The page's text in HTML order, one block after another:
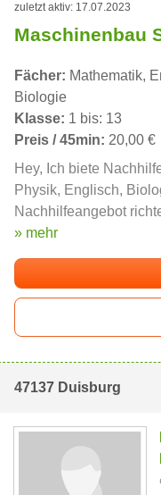
zuletzt aktiv: 17.07.2023
Maschinenbau
Fächer: Mathematik,
Biologie
Klasse: 1 bis: 13
Preis / 45min: 20,00 €
Hey, Ich biete
Physik, Englisch,
Nachhilfeangebot
» mehr
47137 Duisburg